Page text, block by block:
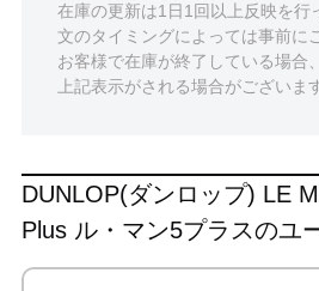
在庫の更新は1日1回以上反映を行
文のタイミングによっては事前に
お客様で在庫が終了している場合
上記表示がされる場合がございま
DUNLOP(ダンロップ) LE
Plus ル・マン5プラスのユ